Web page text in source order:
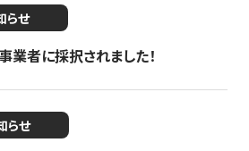
らせ
者に採択されました！
らせ